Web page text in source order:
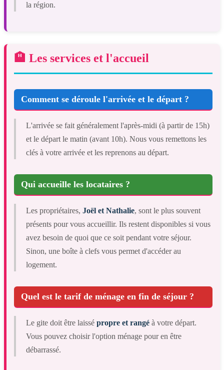
la région.
🏨 Les services et l'accueil
Comment se déroule l'arrivée et le départ ?
L'arrivée se fait généralement l'après-midi (à partir de 15h)
et le départ le matin (avant 10h). Nous vous remettons les
clés à votre arrivée et les reprenons au départ.
Qui accueille les locataires ?
Les propriétaires, Joël et Nathalie, sont le plus souvent
présents pour vous accueillir. Ils restent disponibles si vous
avez besoin de quoi que ce soit pendant votre séjour.
Sinon, une boîte à clefs vous permet d'accéder au
logement.
Quel est le tarif de ménage en fin de séjour ?
Le gite doit être laissé propre et rangé à votre départ.
Vous pouvez choisir l'option ménage pour en être
débarrassé.